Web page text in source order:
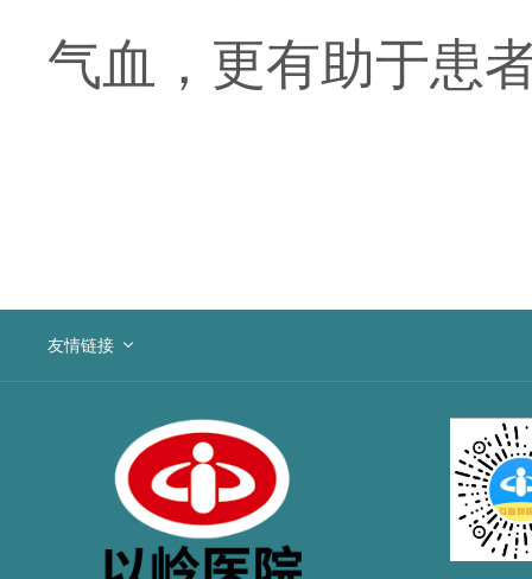
气血，更有助于患
友情链接